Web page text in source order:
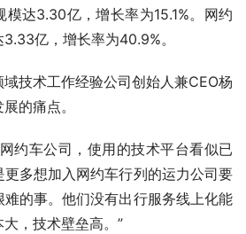
达3.30亿，增长率为15.1%。网约
亿，增长率为40.9%。
技术工作经验公司创始人兼CEO杨
的痛点。
约车公司，使用的技术平台看似已
多想加入网约车行列的运力公司要
的事。他们没有出行服务线上化能
，技术壁垒高。”